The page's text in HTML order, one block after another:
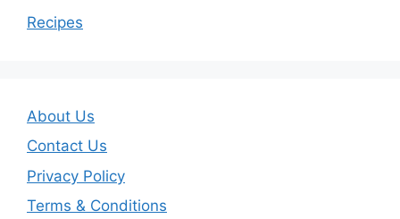
Recipes
About Us
Contact Us
Privacy Policy
Terms & Conditions